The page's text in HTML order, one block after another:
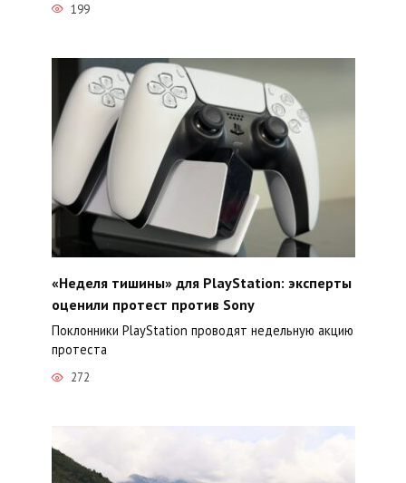
199
«Неделя тишины» для PlayStation: эксперты
оценили протест против Sony
Поклонники PlayStation проводят недельную акцию
протеста
272